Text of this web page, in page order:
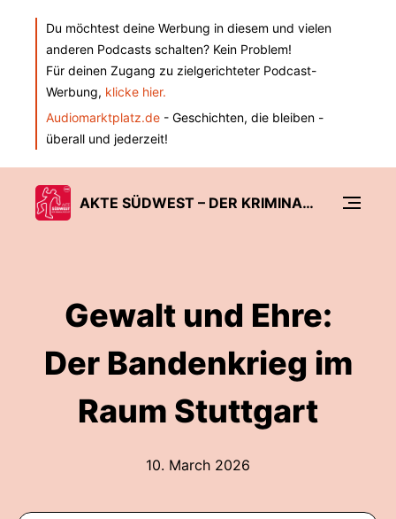
Du möchtest deine Werbung in diesem und vielen
anderen Podcasts schalten? Kein Problem!
Für deinen Zugang zu zielgerichteter Podcast-
Werbung, klicke hier.
Audiomarktplatz.de - Geschichten, die bleiben -
überall und jederzeit!
AKTE SÜDWEST – DER KRIMINALPODCAST DER SÜDWEST PRESSE
Gewalt und Ehre:
Der Bandenkrieg im
Raum Stuttgart
10. March 2026